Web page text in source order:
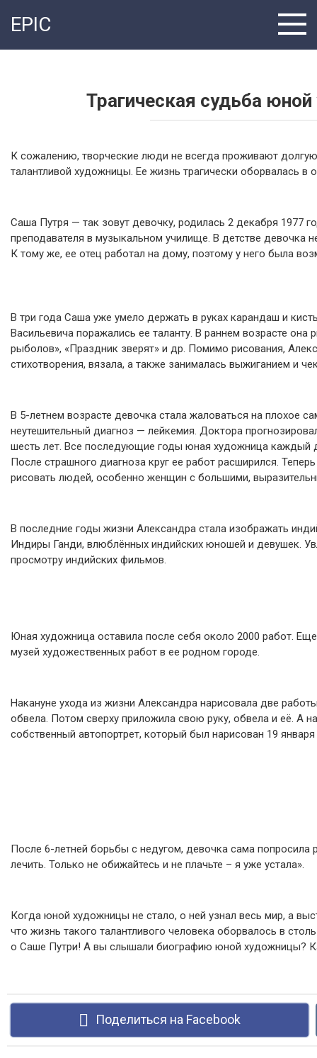
EPIC
Трагическая судьба
К сожалению, творческие люди не всегда проживают
талантливой художницы. Ее жизнь трагически оборвалась в
Саша Путря — так зовут девочку, родилась 2 декабря 1977
преподавателя в музыкальном училище. В детстве девочка
К тому же, ее отец работал на дому, поэтому у него была
В три года Саша уже умело держать в руках карандаш и
Васильевича поражались ее таланту. В раннем возрасте
рыболов», «Праздник зверят» и др. Помимо рисования,
стихотворения, вязала, а также занималась выжиганием и
В 5-летнем возрасте девочка стала жаловаться на плохое
неутешительный диагноз — лейкемия. Доктора
шесть лет. Все последующие годы юная художница каждый
После страшного диагноза круг ее работ расширился.
рисовать людей, особенно женщин с большими,
В последние годы жизни Александра стала изображать
Индиры Ганди, влюблённых индийских юношей и девушек.
просмотру индийских фильмов.
Юная художница оставила после себя около 2000 работ.
музей художественных работ в ее родном городе.
Накануне ухода из жизни Александра нарисовала две
обвела. Потом сверху приложила свою руку, обвела и её. А
собственный автопортрет, который был нарисован 19 января
После 6-летней борьбы с недугом, девочка сама попросила
лечить. Только не обижайтесь и не плачьте – я уже устала».
Когда юной художницы не стало, о ней узнал весь мир, а
что жизнь такого талантливого человека оборвалось в
о Саше Путри! А вы слышали биографию юной художницы?
Поделиться на Facebook